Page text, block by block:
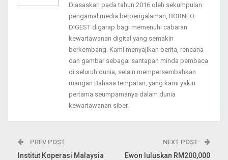
Diasaskan pada tahun 2016 oleh sekumpulan
pengamal media berpengalaman, BORNEO
DIGEST digarap bagi memenuhi cabaran
kewartawanan digital yang semakin
berkembang. Kami menyajikan berita, rencana
dan gambar sebagai santapan minda pembaca
di seluruh dunia, selain mempersembahkan
ruangan Bahasa tempatan, yang kami yakin
pertama seumpamanya dalam dunia
kewartawanan siber.
PREV POST
Institut Koperasi Malaysia
NEXT POST
Ewon luluskan RM200,000